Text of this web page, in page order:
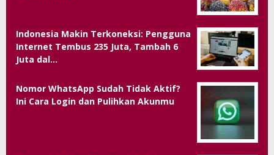
Indonesia Makin Terkoneksi: Pengguna
Internet Tembus 235 Juta, Tambah 6
Juta dal…
Nomor WhatsApp Sudah Tidak Aktif?
Ini Cara Login dan Pulihkan Akunmu